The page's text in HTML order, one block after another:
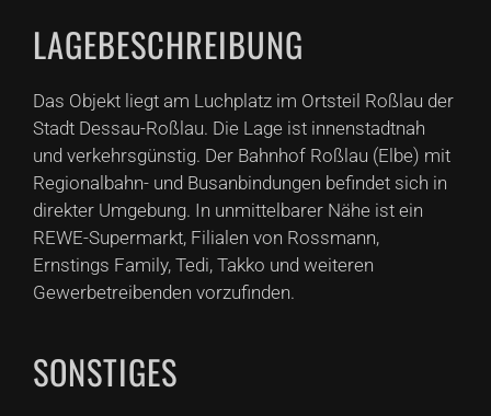
LAGEBESCHREIBUNG
Das Objekt liegt am Luchplatz im Ortsteil Roßlau der
Stadt Dessau-Roßlau. Die Lage ist innenstadtnah
und verkehrsgünstig. Der Bahnhof Roßlau (Elbe) mit
Regionalbahn- und Busanbindungen befindet sich in
direkter Umgebung. In unmittelbarer Nähe ist ein
REWE-Supermarkt, Filialen von Rossmann,
Ernstings Family, Tedi, Takko und weiteren
Gewerbetreibenden vorzufinden.
SONSTIGES